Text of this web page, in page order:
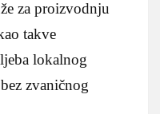
za proizvodnju
takve
lokalnog
zvaničnog